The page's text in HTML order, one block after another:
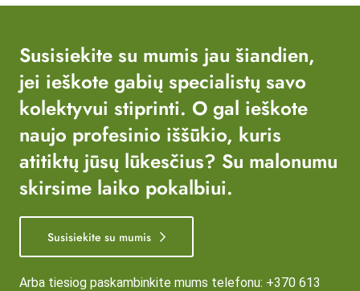
Susisiekite su mumis jau šiandien,
jei ieškote gabių specialistų savo
kolektyvui stiprinti. O gal ieškote
naujo profesinio iššūkio, kuris
atitiktų jūsų lūkesčius? Su malonumu
skirsime laiko pokalbiui.
Susisiekite su mumis
Arba tiesiog paskambinkite mums telefonu: +370 613